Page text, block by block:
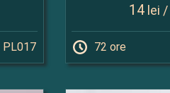
PL017
14 lei
72 ore